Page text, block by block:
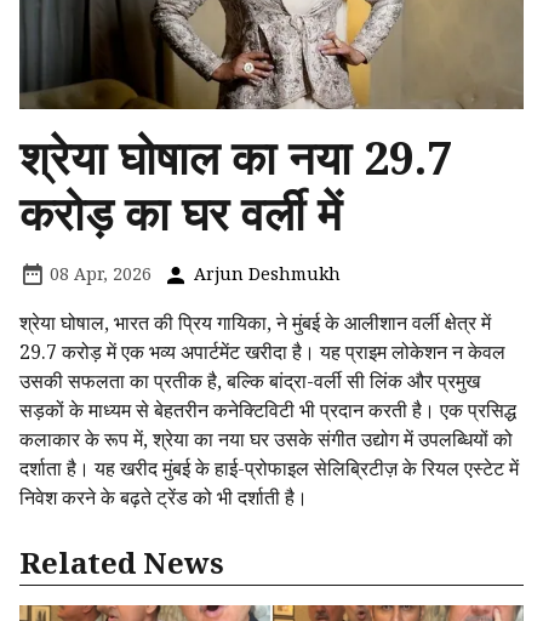
श्रेया घोषाल का नया ₹29.7
करोड़ का घर वर्ली में
08 Apr, 2026 Arjun Deshmukh
श्रेया घोषाल, भारत की प्रिय गायिका, ने मुंबई के आलीशान वर्ली क्षेत्र में
₹29.7 करोड़ में एक भव्य अपार्टमेंट खरीदा है। यह प्राइम लोकेशन न केवल
उसकी सफलता का प्रतीक है, बल्कि बांद्रा-वर्ली सी लिंक और प्रमुख
सड़कों के माध्यम से बेहतरीन कनेक्टिविटी भी प्रदान करती है। एक प्रसिद्ध
कलाकार के रूप में, श्रेया का नया घर उसके संगीत उद्योग में उपलब्धियों को
दर्शाता है। यह खरीद मुंबई के हाई-प्रोफाइल सेलिब्रिटीज़ के रियल एस्टेट में
निवेश करने के बढ़ते ट्रेंड को भी दर्शाती है।
Related News